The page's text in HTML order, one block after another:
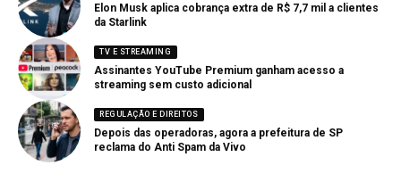
Elon Musk aplica cobrança extra de R$ 7,7 mil a clientes
da Starlink
TV E STREAMING
Assinantes YouTube Premium ganham acesso a
streaming sem custo adicional
REGULAÇÃO E DIREITOS
Depois das operadoras, agora a prefeitura de SP
reclama do Anti Spam da Vivo